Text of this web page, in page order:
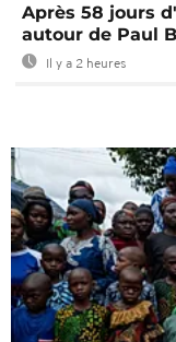
Après 58 jours
autour de Paul
Il y a 2 heures